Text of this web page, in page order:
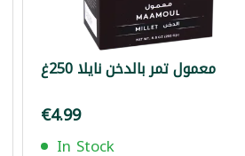
معمول تمر بالدخن نايلا 250غ
€4.99
In Stock